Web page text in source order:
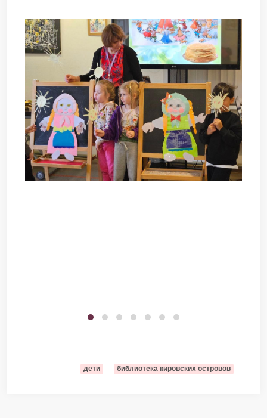
дети библиотека кировских островов